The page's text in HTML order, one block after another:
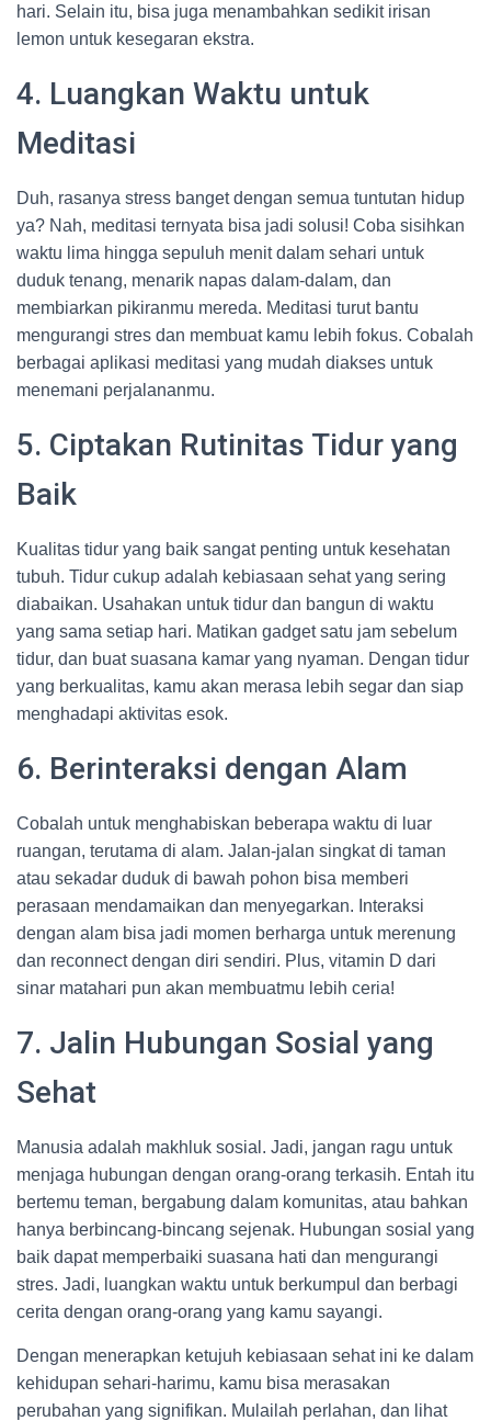
hari. Selain itu, bisa juga menambahkan sedikit irisan
lemon untuk kesegaran ekstra.
4. Luangkan Waktu untuk
Meditasi
Duh, rasanya stress banget dengan semua tuntutan hidup
ya? Nah, meditasi ternyata bisa jadi solusi! Coba sisihkan
waktu lima hingga sepuluh menit dalam sehari untuk
duduk tenang, menarik napas dalam-dalam, dan
membiarkan pikiranmu mereda. Meditasi turut bantu
mengurangi stres dan membuat kamu lebih fokus. Cobalah
berbagai aplikasi meditasi yang mudah diakses untuk
menemani perjalananmu.
5. Ciptakan Rutinitas Tidur yang
Baik
Kualitas tidur yang baik sangat penting untuk kesehatan
tubuh. Tidur cukup adalah kebiasaan sehat yang sering
diabaikan. Usahakan untuk tidur dan bangun di waktu
yang sama setiap hari. Matikan gadget satu jam sebelum
tidur, dan buat suasana kamar yang nyaman. Dengan tidur
yang berkualitas, kamu akan merasa lebih segar dan siap
menghadapi aktivitas esok.
6. Berinteraksi dengan Alam
Cobalah untuk menghabiskan beberapa waktu di luar
ruangan, terutama di alam. Jalan-jalan singkat di taman
atau sekadar duduk di bawah pohon bisa memberi
perasaan mendamaikan dan menyegarkan. Interaksi
dengan alam bisa jadi momen berharga untuk merenung
dan reconnect dengan diri sendiri. Plus, vitamin D dari
sinar matahari pun akan membuatmu lebih ceria!
7. Jalin Hubungan Sosial yang
Sehat
Manusia adalah makhluk sosial. Jadi, jangan ragu untuk
menjaga hubungan dengan orang-orang terkasih. Entah itu
bertemu teman, bergabung dalam komunitas, atau bahkan
hanya berbincang-bincang sejenak. Hubungan sosial yang
baik dapat memperbaiki suasana hati dan mengurangi
stres. Jadi, luangkan waktu untuk berkumpul dan berbagi
cerita dengan orang-orang yang kamu sayangi.
Dengan menerapkan ketujuh kebiasaan sehat ini ke dalam
kehidupan sehari-harimu, kamu bisa merasakan
perubahan yang signifikan. Mulailah perlahan, dan lihat